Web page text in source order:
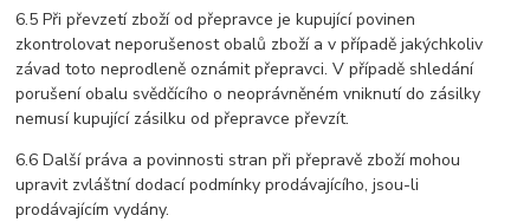
6.5 Při převzetí zboží od přepravce je kupující povinen
zkontrolovat neporušenost obalů zboží a v případě jakýchkoliv
závad toto neprodleně oznámit přepravci. V případě shledání
porušení obalu svědčícího o neoprávněném vniknutí do zásilky
nemusí kupující zásilku od přepravce převzít.
6.6 Další práva a povinnosti stran při přepravě zboží mohou
upravit zvláštní dodací podmínky prodávajícího, jsou-li
prodávajícím vydány.